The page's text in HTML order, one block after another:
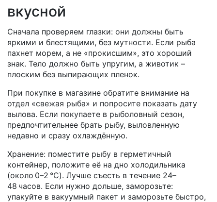
вкусной
Сначала проверяем глазки: они должны быть
яркими и блестящими, без мутности. Если рыба
пахнет морем, а не «прокисшим», это хороший
знак. Тело должно быть упругим, а животик –
плоским без выпирающих пленок.
При покупке в магазине обратите внимание на
отдел «свежая рыба» и попросите показать дату
вылова. Если покупаете в рыболовный сезон,
предпочтительнее брать рыбу, выловленную
недавно и сразу охлаждённую.
Хранение: поместите рыбу в герметичный
контейнер, положите её на дно холодильника
(около 0–2 °C). Лучше съесть в течение 24–
48 часов. Если нужно дольше, заморозьте:
упакуйте в вакуумный пакет и заморозьте быстро,